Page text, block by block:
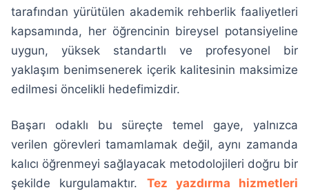
tarafından yürütülen akademik rehberlik faaliyetleri
kapsamında, her öğrencinin bireysel potansiyeline
uygun, yüksek standartlı ve profesyonel bir
yaklaşım benimsenerek içerik kalitesinin maksimize
edilmesi öncelikli hedefimizdir.
Başarı odaklı bu süreçte temel gaye, yalnızca
verilen görevleri tamamlamak değil, aynı zamanda
kalıcı öğrenmeyi sağlayacak metodolojileri doğru bir
şekilde kurgulamaktır. Tez yazdırma hizmetleri